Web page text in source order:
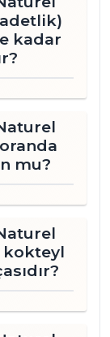
adetlik)
kadar
mu?
kokteyl